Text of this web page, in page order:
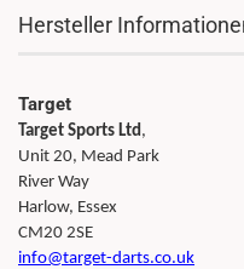
Hersteller
Target
Target Sports Ltd,
Unit 20, Mead Park
River Way
Harlow, Essex
CM20 2SE
info@target-darts.co.uk